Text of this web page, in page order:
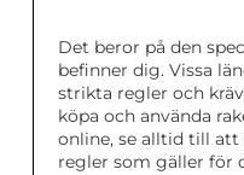
Det beror på den
befinner dig. Vissa
strikta regler och
köpa och använda
online, se alltid till
regler som gäller för